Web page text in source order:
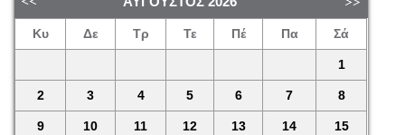
Κυ Δε Τρ Τε Πέ Πα Σά
1
2 3 4 5 6 7 8
9 10 11 12 13 14 15